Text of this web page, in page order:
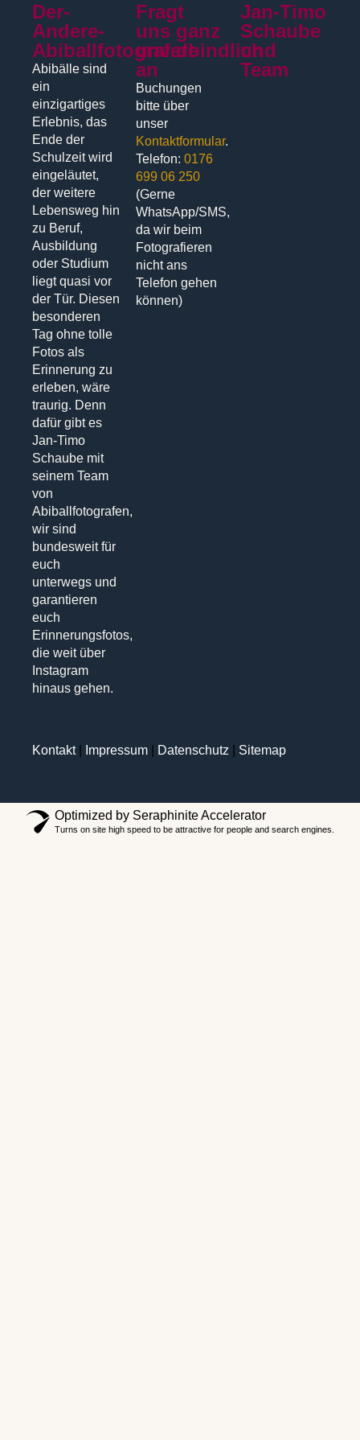
Der-
Andere-
Abiballfotograf.de
Abibälle sind
ein
einzigartiges
Erlebnis, das
Ende der
Schulzeit wird
eingeläutet,
der weitere
Lebensweg hin
zu Beruf,
Ausbildung
oder Studium
liegt quasi vor
der Tür. Diesen
besonderen
Tag ohne tolle
Fotos als
Erinnerung zu
erleben, wäre
traurig. Denn
dafür gibt es
Jan-Timo
Schaube mit
seinem Team
von
Abiballfotografen,
wir sind
bundesweit für
euch
unterwegs und
garantieren
euch
Erinnerungsfotos,
die weit über
Instagram
hinaus gehen.
Fragt
uns ganz
unverbindlich
an
Buchungen
bitte über
unser
Kontaktformular.
Telefon:0176
699 06 250
(Gerne
WhatsApp/SMS,
da wir beim
Fotografieren
nicht ans
Telefon gehen
können)
Jan-Timo
Schaube
und
Team
Kontakt| Impressum Datenschutz Sitemap
Optimized by Seraphinite Accelerator
Turns on site high speed to be attractive for people and search engines.